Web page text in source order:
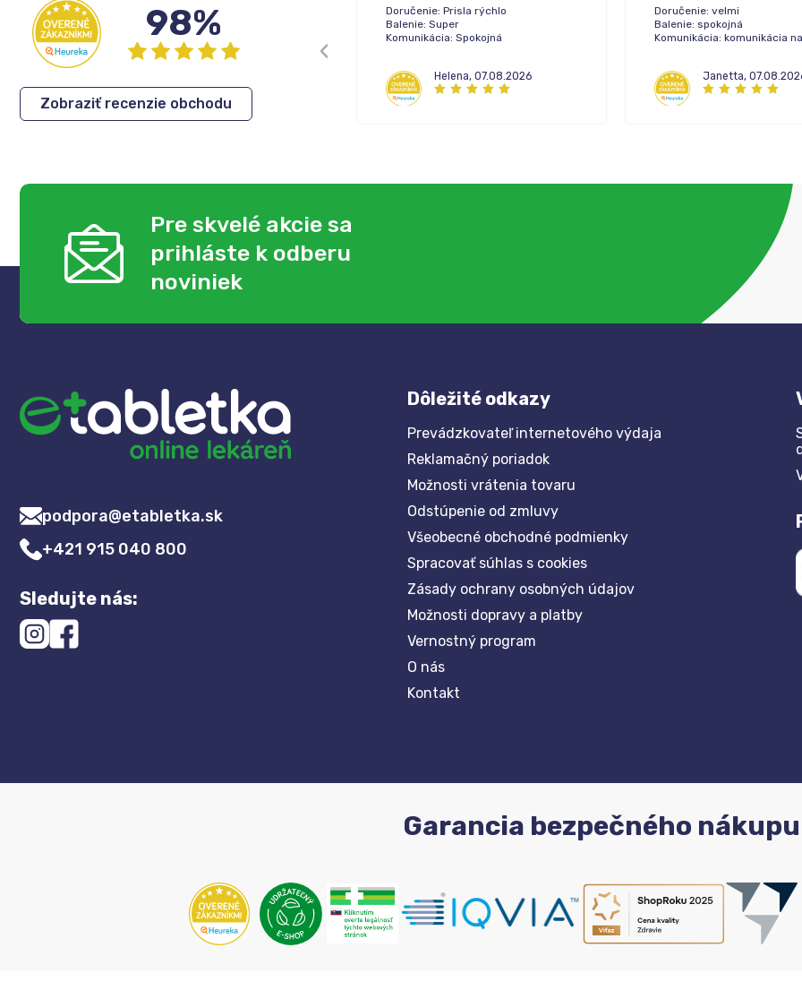
98%
Zobraziť recenzie obchodu
Doručenie: Objednávka prišla podľa
Balenie: Všetko bolo vporiadku
Komunikácia: Ok
Doručenie: Prisla rýchlo
Balenie: Super
Komunikácia: Spokojná
Helena, 07.08.2026
Doručenie: velmi
Balenie: spokojná
Komunikácia: komunikácia
Janetta,
Pre skvelé akcie sa
prihláste k odberu
noviniek
podpora@etabletka.sk
+421 915 040 800
Sledujte nás:
Dôležité odkazy
Prevádzkovateľ internetového výdaja
Reklamačný poriadok
Možnosti vrátenia tovaru
Odstúpenie od zmluvy
Všeobecné obchodné podmienky
Spracovať súhlas s cookies
Zásady ochrany osobných údajov
Možnosti dopravy a platby
Vernostný program
O nás
Kontakt
Garancia bezpečného nákupu